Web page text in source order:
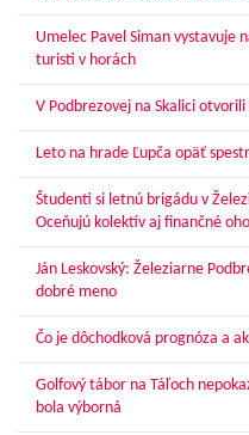
Umelec Pavel Siman vystavuje
turisti v horách
V Podbrezovej na Skalici
Leto na hrade Ľupča opäť
Študenti si letnú brigádu v
Oceňujú kolektív aj finančné
Ján Leskovský: Železiarne
dobré meno
Čo je dôchodková prognóza a
Golfový tábor na Táľoch
bola výborná